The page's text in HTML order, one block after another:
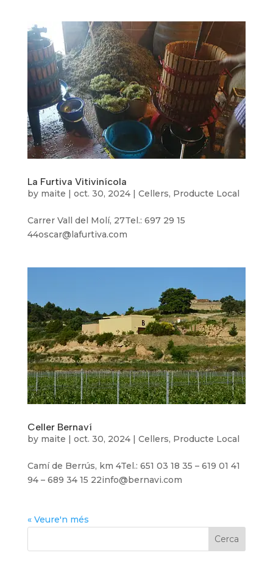
La Furtiva Vitivinícola
by maite | oct. 30, 2024| Cellers, Producte Local
Carrer Vall del Molí, 27Tel.: 697 29 15
44oscar@lafurtiva.com
Celler Bernaví
by maite | oct. 30, 2024| Cellers, Producte Local
Camí de Berrús, km 4Tel.: 651 03 18 35 – 619 01 41
94 – 689 34 15 22info@bernavi.com
« Veure'n més
Cerca